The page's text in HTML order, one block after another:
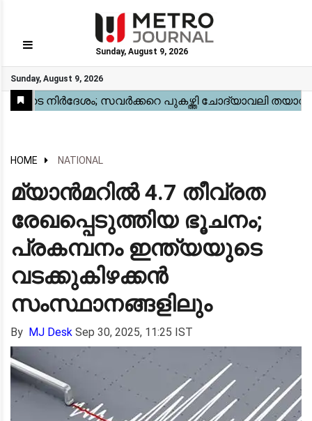
Sunday, August 9, 2026
Sunday, August 9, 2026
GO
Home
Kerala
National
Gulf
World
Sports
Movies
Health
Automobile
Travel
Education
Novel
Business
Technology
Webstory
HOME NATIONAL
മ്യാൻമറിൽ 4.7 തീവ്രത
രേഖപ്പെടുത്തിയ ഭൂചനം;
പ്രകമ്പനം ഇന്ത്യയുടെ
വടക്കുകിഴക്കൻ
സംസ്ഥാനങ്ങളിലും
By MJ Desk Sep 30, 2025, 11:25 IST